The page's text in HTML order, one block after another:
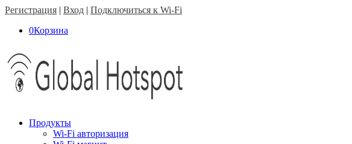
Регистрация | Вход | Подключиться к Wi-Fi
0Корзина
Продукты
Wi-Fi авторизация